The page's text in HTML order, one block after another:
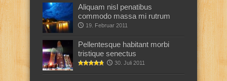
Aliquam nisl penatibus
commodo massa mi rutrum
19. Februar 2011
Pellentesque habitant morbi
tristique senectus
30. Juli 2011